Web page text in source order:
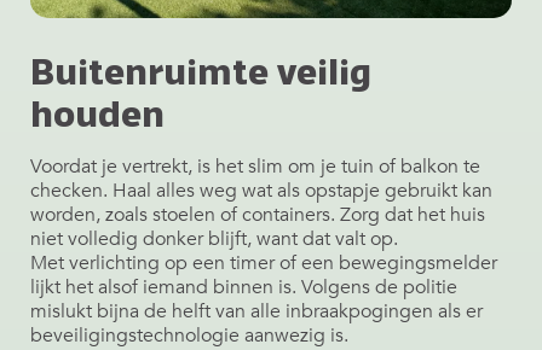
Buitenruimte veilig
houden
Voordat je vertrekt, is het slim om je tuin of balkon te
checken. Haal alles weg wat als opstapje gebruikt kan
worden, zoals stoelen of containers. Zorg dat het huis
niet volledig donker blijft, want dat valt op.
Met verlichting op een timer of een bewegingsmelder
lijkt het alsof iemand binnen is. Volgens de politie
mislukt bijna de helft van alle inbraakpogingen als er
beveiligingstechnologie aanwezig is.